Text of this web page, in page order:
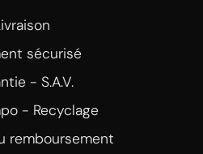
sécurisé
- S.A.V.
- Recyclage
remboursement